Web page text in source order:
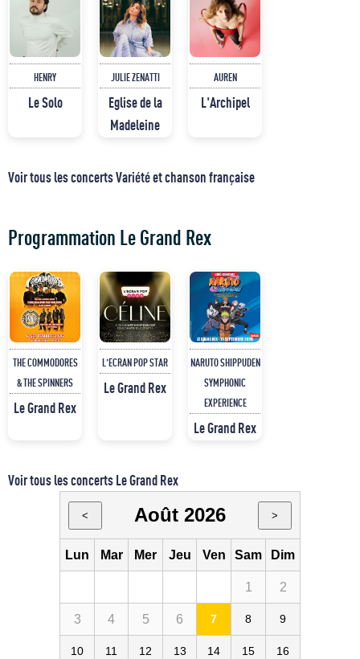
HENRY
Le Solo
JULIE ZENATTI
Eglise de la
Madeleine
AUREN
L'Archipel
Voir tous les concerts Variété et chanson française
Programmation Le Grand Rex
THE COMMODORES
& THE SPINNERS
Le Grand Rex
L'ECRAN POP STAR
Le Grand Rex
NARUTO SHIPPUDEN
SYMPHONIC
EXPERIENCE
Le Grand Rex
Voir tous les concerts Le Grand Rex
< Août 2026 >
Lun Mar Mer Jeu Ven Sam Dim
1 2
3 4 5 6 7 8 9
10 11 12 13 14 15 16